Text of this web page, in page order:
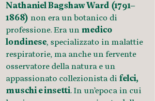
Nathaniel Bagshaw Ward (1791–
1868) non era un botanico di
professione. Era un medico
londinese, specializzato in malattie
respiratorie, ma anche un fervente
osservatore della natura e un
appassionato collezionista difelci,
muschi e insetti. In un’epoca in cui